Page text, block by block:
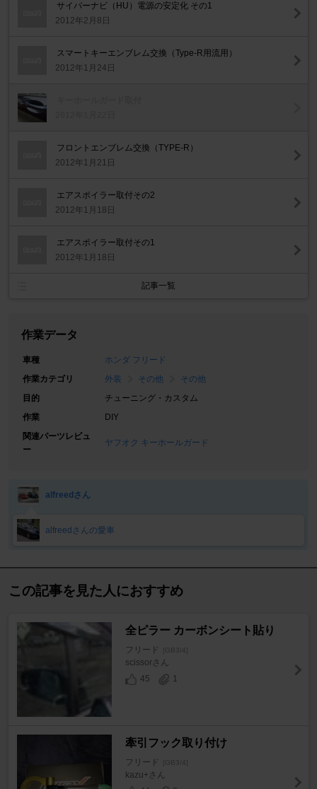
サイバーナビ（HU）電源の安定化 その1
2012年2月8日
スマートキーエンブレム交換（Type-R用流用）
2012年1月24日
フロントエンブレム交換（TYPE-R）
2012年1月21日
エアスポイラー取付その2
2012年1月18日
エアスポイラー取付その1
2012年1月18日
記事一覧
作業データ
車種
ホンダ フリード
作業カテゴリ
外装 その他
その他
目的
チューニング・カスタム
作業
DIY
関連パーツレビュ
ー
ヤフオク キーホールガード
alfreedさん
alfreedさんの愛車
この記事を見た人におすすめ
全ピラー カーボンシート貼り
フリード [GB3/4]
scissorさん
45
1
牽引フック取り付け
フリード [GB3/4]
kazu+さん